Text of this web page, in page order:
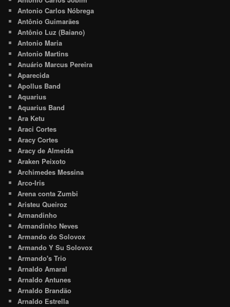
Antonio Carlos Nóbrega
Antônio Guimarães
Antônio Luz (Baiano)
Antonio Maria
Antonio Martins
Anuário Marcus Pereira
Aparecida
Apollus Band
Aquarius
Aquarius Band
Ara Ketu
Araci Cortes
Aracy Cortes
Aracy de Almeida
Araken Peixoto
Archimedes Messina
Arco-Iris
Arena conta Zumbi
Aristeu Queiroz
Armandinho
Armandinho Neves
Armando do Solovox
Armando Y Su Solovox
Armando's Trio
Arnaldo Amaral
Arnaldo Antunes
Arnaldo Brandão
Arnaldo Estrella